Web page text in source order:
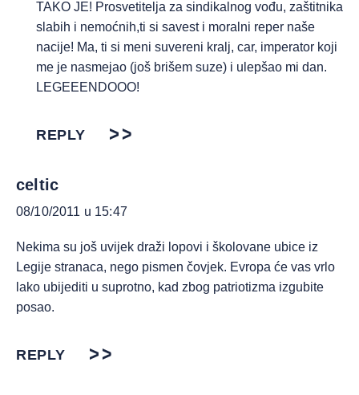
TAKO JE! Prosvetitelja za sindikalnog vođu, zaštitnika
slabih i nemoćnih,ti si savest i moralni reper naše
nacije! Ma, ti si meni suvereni kralj, car, imperator koji
me je nasmejao (još brišem suze) i ulepšao mi dan.
LEGEEENDOOO!
REPLY
celtic
08/10/2011 u 15:47
Nekima su još uvijek draži lopovi i školovane ubice iz
Legije stranaca, nego pismen čovjek. Evropa će vas vrlo
lako ubijediti u suprotno, kad zbog patriotizma izgubite
posao.
REPLY